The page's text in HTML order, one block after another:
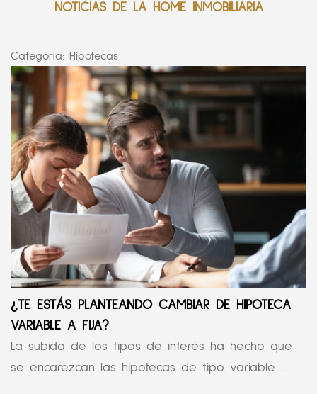
NOTICIAS DE LA HOME INMOBILIARIA
Categoría: Hipotecas
¿TE ESTÁS PLANTEANDO CAMBIAR DE HIPOTECA
VARIABLE A FIJA?
La subida de los tipos de interés ha hecho que
se encarezcan las hipotecas de tipo variable. ...